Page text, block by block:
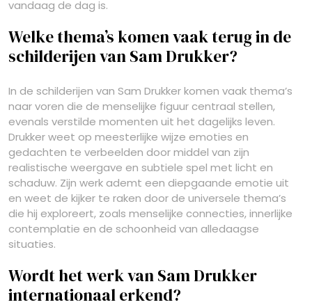
vandaag de dag is.
Welke thema’s komen vaak terug in de
schilderijen van Sam Drukker?
In de schilderijen van Sam Drukker komen vaak thema’s
naar voren die de menselijke figuur centraal stellen,
evenals verstilde momenten uit het dagelijks leven.
Drukker weet op meesterlijke wijze emoties en
gedachten te verbeelden door middel van zijn
realistische weergave en subtiele spel met licht en
schaduw. Zijn werk ademt een diepgaande emotie uit
en weet de kijker te raken door de universele thema’s
die hij exploreert, zoals menselijke connecties, innerlijke
contemplatie en de schoonheid van alledaagse
situaties.
Wordt het werk van Sam Drukker
internationaal erkend?